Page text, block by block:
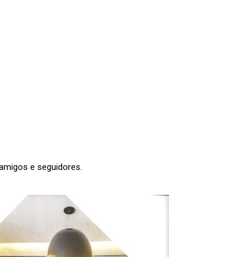
e seguidores.